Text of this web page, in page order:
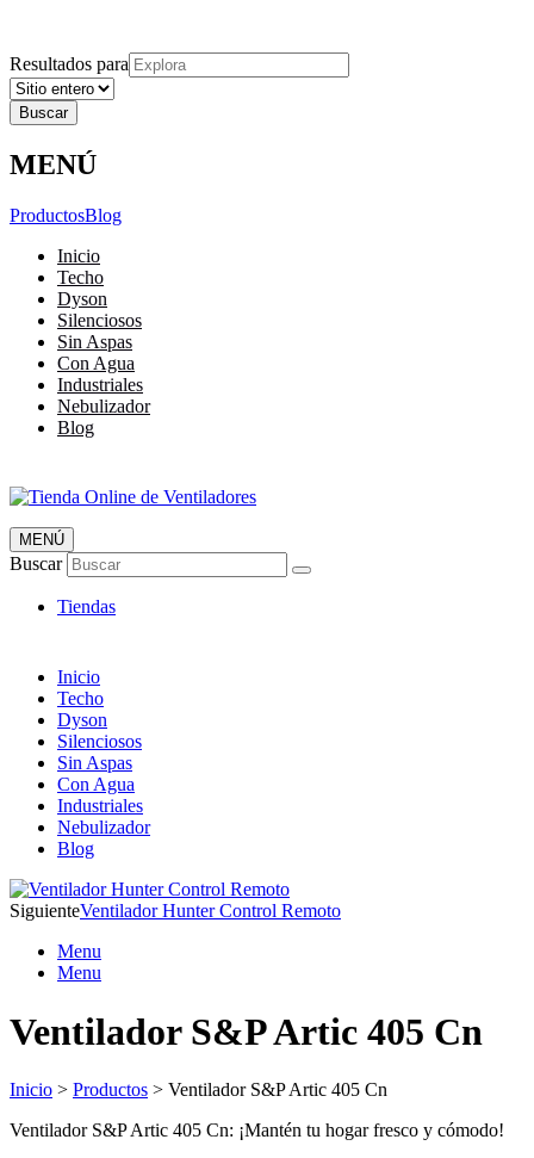
Resultados para
MENÚ
ProductosBlog
Inicio
Techo
Dyson
Silenciosos
Sin Aspas
Con Agua
Industriales
Nebulizador
Blog
Tienda Online de Ventiladores
Super Catálogo de Ofertas
MENÚ
Buscar
Tiendas
Inicio
Techo
Dyson
Silenciosos
Sin Aspas
Con Agua
Industriales
Nebulizador
Blog
SiguienteVentilador Hunter Control Remoto
Menu
Menu
Ventilador S&P Artic 405 Cn
Inicio > Productos > Ventilador S&P Artic 405 Cn
Ventilador S&P Artic 405 Cn: ¡Mantén tu hogar fresco y cómodo!